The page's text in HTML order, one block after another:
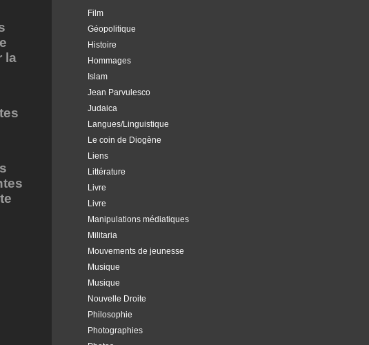
Film
Géopolitique
Histoire
Hommages
Islam
Jean Parvulesco
Judaica
Langues/Linguistique
Le coin de Diogène
Liens
Littérature
Livre
Livre
Manipulations médiatiques
Militaria
Mouvements de jeunesse
Musique
Musique
Nouvelle Droite
Philosophie
Photographies
la